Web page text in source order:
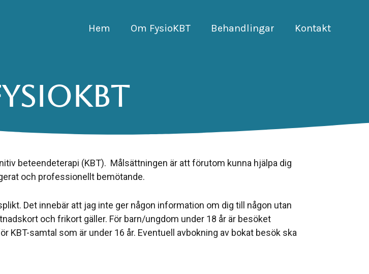
Hem Om FysioKBT Behandlingar Kontakt
beteendeterapi (KBT). Målsättningen är att förutom kunna hjälpa dig
och professionellt bemötande.
Det innebär att jag inte ger någon information om dig till någon utan
och frikort gäller. För barn/ungdom under 18 år är besöket
samtal som är under 16 år. Eventuell avbokning av bokat besök ska